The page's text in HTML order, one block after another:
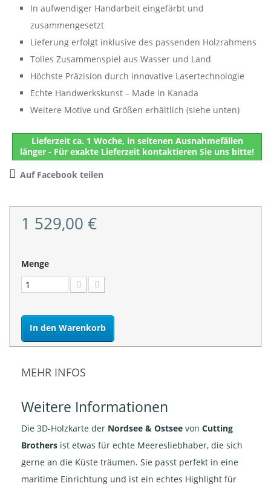
In aufwendiger Handarbeit eingefärbt und
zusammengesetzt
Lieferung erfolgt inklusive des passenden Holzrahmens
Tolles Zusammenspiel aus Wasser und Land
Höchste Präzision durch innovative Lasertechnologie
Echte Handwerkskunst – Made in Kanada
Weitere Motive und Größen erhältlich (siehe unten)
Lieferzeit ca. 1 Woche, in seltenen Ausnahmefällen
länger - Für exakte Lieferzeit kontaktieren Sie uns bitte!
Auf Facebook teilen
1 529,00 €
Menge
In den Warenkorb
MEHR INFOS
Weitere Informationen
Die 3D-Holzkarte der Nordsee & Ostsee von Cutting
Brothers ist etwas für echte Meeresliebhaber, die sich
gerne an die Küste träumen. Sie passt perfekt in eine
maritime Einrichtung und ist ein echtes Highlight für